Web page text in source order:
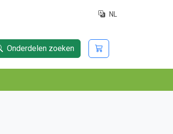
NL
Onderdelen zoeken